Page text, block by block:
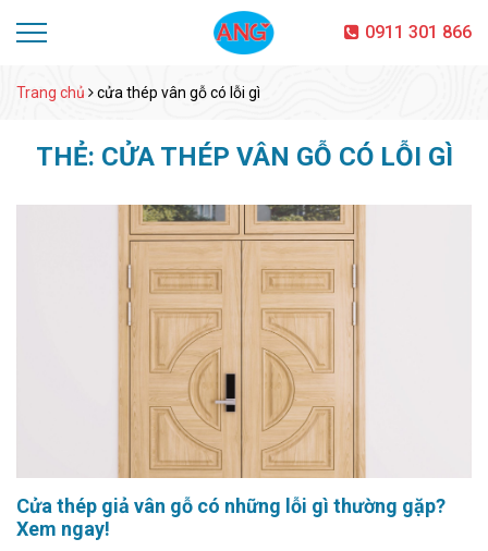
0911 301 866
Trang chủ cửa thép vân gỗ có lỗi gì
THẺ: CỬA THÉP VÂN GỖ CÓ LỖI GÌ
Cửa thép giả vân gỗ có những lỗi gì thường gặp?
Xem ngay!